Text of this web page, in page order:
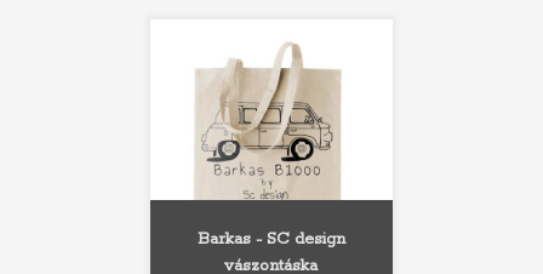
Barkas - SC design
vászontáska